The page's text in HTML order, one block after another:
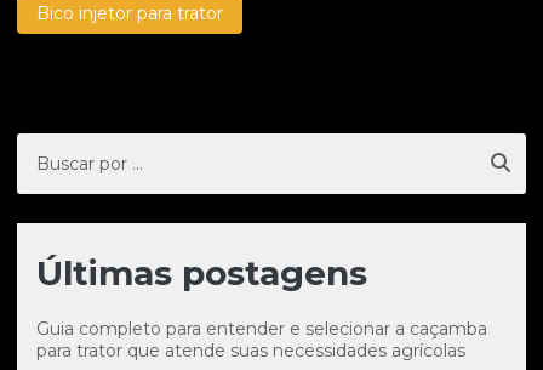
Bico injetor para trator
Últimas postagens
Guia completo para entender e selecionar a caçamba
para trator que atende suas necessidades agrícolas